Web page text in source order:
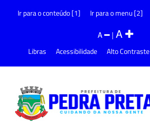
Ir para o conteúdo [1] Ir para o menu [2]
A |A
Libras Acessibilidade Alto Contraste